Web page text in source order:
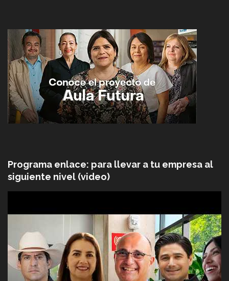
Programa enlace: para llevar a tu empresa al
siguiente nivel (video)